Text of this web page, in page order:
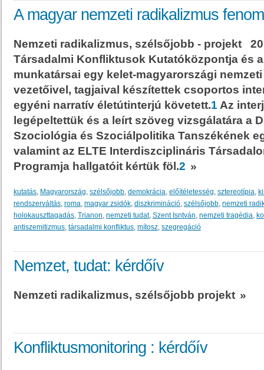
A magyar nemzeti radikalizmus
Nemzeti radikalizmus, szélsőjobb - projekt
Társadalmi Konfliktusok Kutatóközpontja és
munkatársai egy kelet-magyarországi
vezetőivel, tagjaival készítettek csoportos
egyéni narratív életútinterjú követett.1 Az
legépeltettük és a leírt szöveg vizsgálatára a
Szociológia és Szociálpolitika Tanszékének
valamint az ELTE Interdiszciplináris
Programja hallgatóit kértük föl.2 »
kutatás, Magyarország, szélsőjobb, demokrácia, előítéletesség, sztereotípia,
rendszerváltás, roma, magyar zsidók, diszkrimináció, szélsőjobb, nemzeti
holokauszttagadás, Trianon, nemzeti tudat, Szent Isntván, nemzeti tragédia,
antiszemitizmus, társadalmi konfliktus, mítosz, szegregáció
Nemzet, tudat: kérdőív
Nemzeti radikalizmus, szélsőjobb projekt »
Konfliktusmonitoring : kérdőív